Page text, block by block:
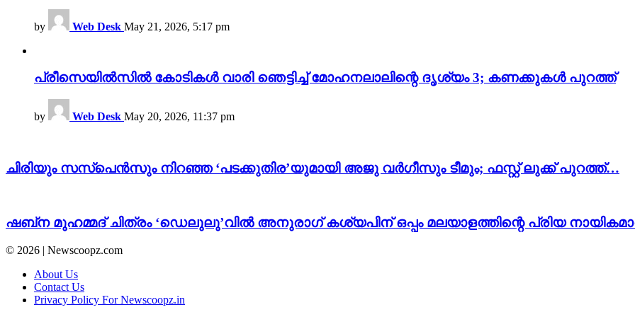
by Web Desk May 21, 2026, 5:17 pm
പ്രീസെയിൽസിൽ കോടികൾ വാരി ഞെട്ടിച്ച് മോഹനലാലിന്റെ ദൃശ്യം 3; കണക്കുകൾ പുറത്ത്
by Web Desk May 20, 2026, 11:37 pm
ചിരിയും സസ്പെൻസും നിറഞ്ഞ ‘പടക്കുതിര’യുമായി അജു വർഗീസും ടീമും; ഫസ്റ്റ് ലുക്ക് പുറത്ത്…
ഷബ്‌ന മുഹമ്മദ് ചിത്രം ‘ഡെലുലു’വിൽ അനുരാഗ് കശ്യപിന് ഒപ്പം മലയാളത്തിന്റെ പ്രിയ
© 2026 | Newscoopz.com
About Us
Contact Us
Privacy Policy For Newscoopz.in